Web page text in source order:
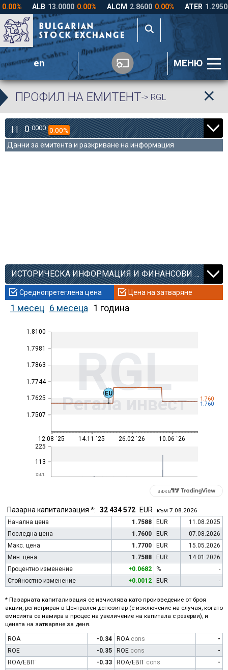
en МЕНЮ
ПРОФИЛ НА ЕМИТЕНТ-> RGL
| | 0 0000 0.00%
Данни за емитента и разкриване на информация
ИСТОРИЧЕСКА ИНФОРМАЦИЯ И ФИНАНСОВИ КОЕФИЦИЕНТИ
Среднопретеглена цена Цена на затваряне
1 месец 6 месеца 1 година
1.7507
1.7625
1.7744
1.7863
1.7981
1.8100
RGL
Регала инвест
хил.
113
225
1.760
1.760
12.08 ´25 14.11 ´25 26.02 ´26 10.06 ´26
EU
виж в
Пазарна капитализация *: 32 434 572 EUR към 7.08.2026
Начална цена
1.7588 EUR
11.08.2025
Последна цена
1.7600 EUR
07.08.2026
Макс. цена
1.7700 EUR
15.05.2026
Мин. цена
1.7588 EUR
14.01.2026
Процентно изменение
+0.0682 %
-
Стойностно изменение
+0.0012 EUR -
* Пазарната капитализация се изчислява като произведение от броя
акции, регистриран в Централен депозитар (с изключение на случая, когато
емисията се намира в процес на увеличение на капитала с резерви), и
цената на затваряне за деня.
ROA -0.34 ROA cons
-
ROE
-0.35 ROE cons
-
ROA/EBIT
-0.33 ROA/EBIT cons
-